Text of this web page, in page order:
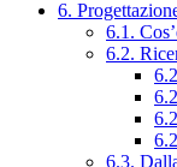
6.
6.1.
6.2.
6.3.